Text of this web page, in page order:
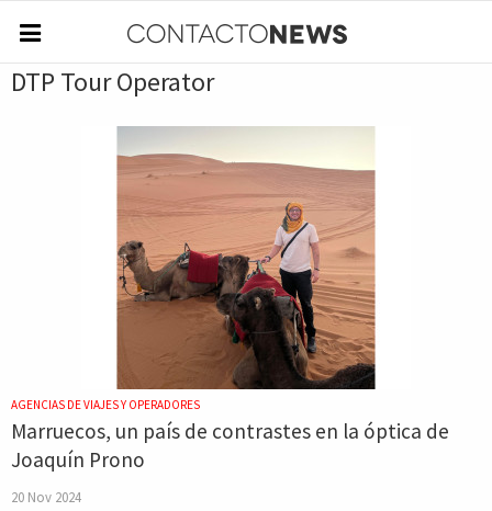
DTP Tour Operator
AGENCIAS DE VIAJES Y OPERADORES
Marruecos, un país de contrastes en la óptica de
Joaquín Prono
20 Nov 2024